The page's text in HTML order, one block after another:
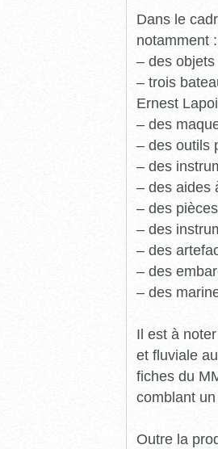
Dans le
notamment :
– des
– trois
Ernest
– des
– des outils
– des
– des aides
– des
– des
– des
– des
– des
Il est à
et fluviale
fiches du
comblant
Outre la